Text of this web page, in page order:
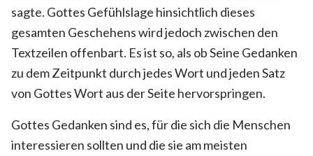
sagte. Gottes Gefühlslage hinsichtlich dieses
gesamten Geschehens wird jedoch zwischen den
Textzeilen offenbart. Es ist so, als ob Seine Gedanken
zu dem Zeitpunkt durch jedes Wort und jeden Satz
von Gottes Wort aus der Seite hervorspringen.
Gottes Gedanken sind es, für die sich die Menschen
interessieren sollten und die sie am meisten